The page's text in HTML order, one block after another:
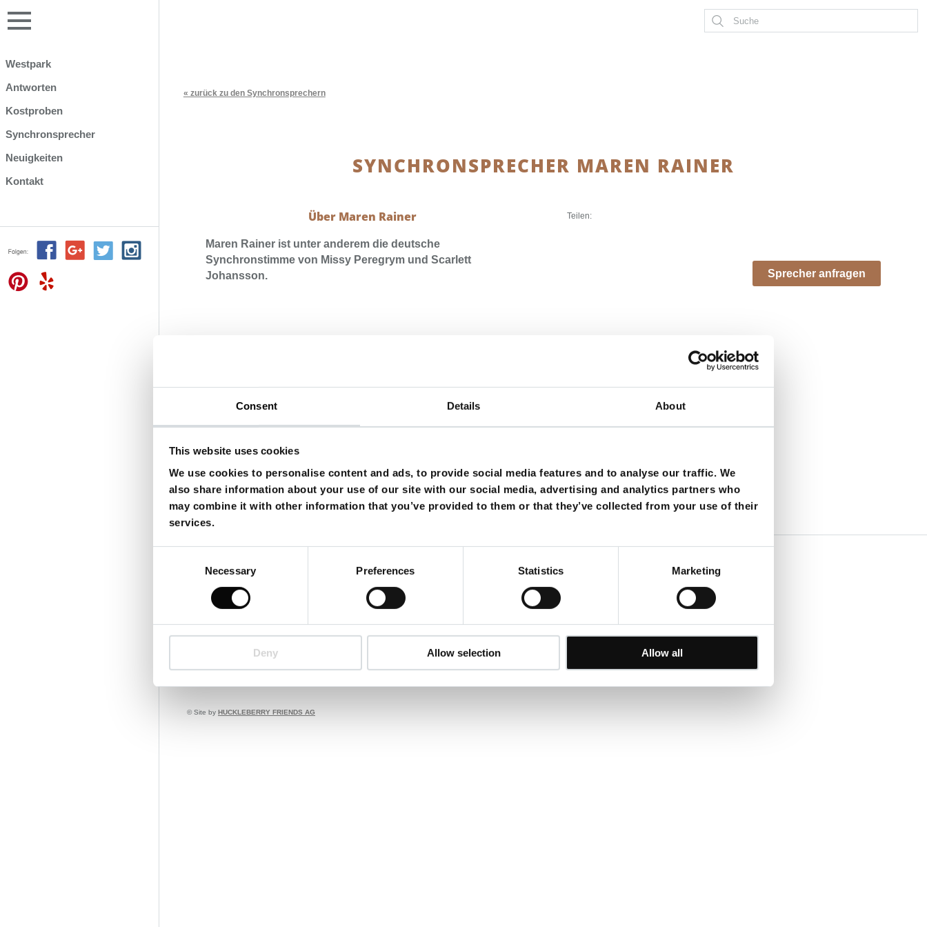
Consent Details About
This website uses cookies
We use cookies to personalise content and ads, to provide social media features and to analyse our traffic. We
also share information about your use of our site with our social media, advertising and analytics partners who
may combine it with other information that you’ve provided to them or that they’ve collected from your use of their
services.
Necessary Preferences Statistics Marketing
Deny Allow selection Allow all
Westpark
Antworten
Kostproben
Synchronsprecher
Neuigkeiten
Kontakt
« zurück zu den Synchronsprechern
SYNCHRONSPRECHER MAREN RAINER
Teilen:
Sprecher anfragen
Über Maren Rainer
Maren Rainer ist unter anderem die deutsche
Synchronstimme von Missy Peregrym und Scarlett
Johansson.
Auch Synchronsprecher von:
Wir sind ausgezeichnet
NEUE WESTPARK STUDIOS MÜNCHEN - Tonstudio München
- Bismarckstrasse 3 - 80803 München - Deutschland - fon +49 89 38367636
NEW WESTPARK STUDIOS MUNICH-
recording studio munich
- Bismarckstreet 3 - 80803 Munich - Germany
Thanks to:
CHRISTIAN ANGERER | Black and White Portrait & Fashion Photography
CHRISTIAN ANGERER | Schwarz-weiss Portraitfotograf & Modefotograf
© Site by HUCKLEBERRY FRIENDS AG